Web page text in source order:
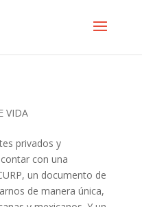
VIDA
privados y
con una
un documento de
de manera única,